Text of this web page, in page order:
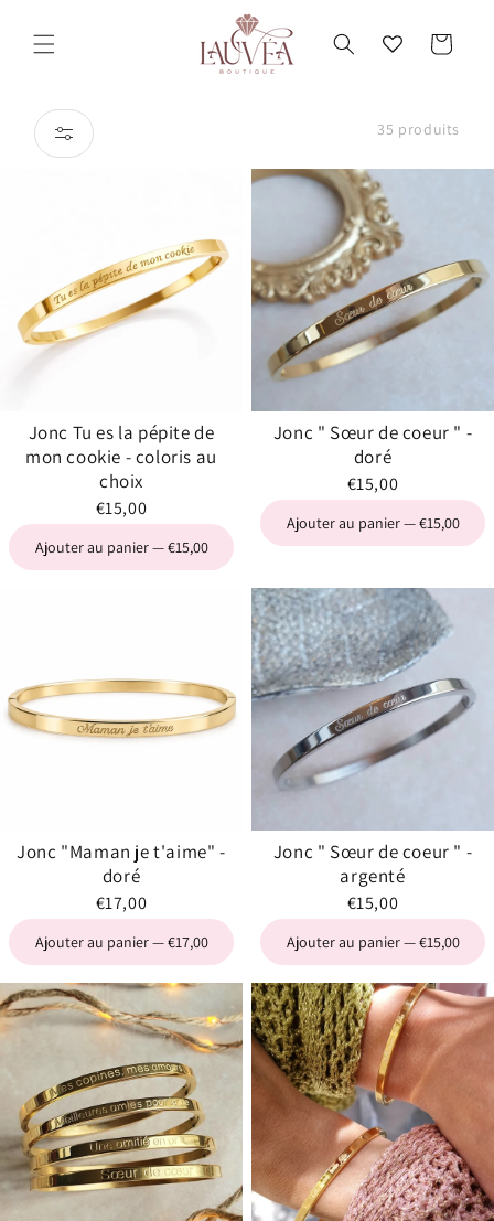
au
Panier
35 produits
Jonc Tu es la pépite de
mon cookie - coloris au
choix
€15,00
Ajouter au panier — €15,00
Jonc " Sœur de coeur " -
doré
€15,00
Ajouter au panier — €15,00
Jonc "Maman je t'aime" -
doré
€17,00
Ajouter au panier — €17,00
Jonc " Sœur de coeur " -
argenté
€15,00
Ajouter au panier — €15,00